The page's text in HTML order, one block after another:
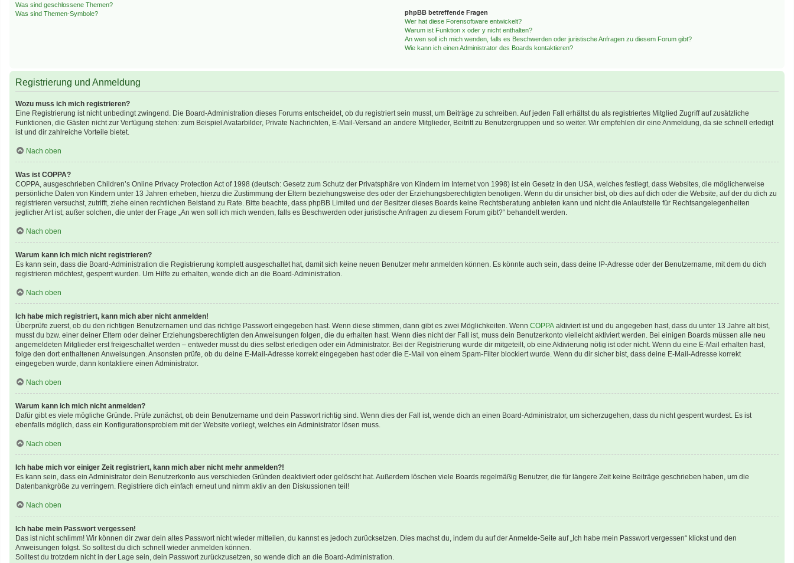
Was sind geschlossene Themen?
Was sind Themen-Symbole?
phpBB betreffende Fragen
Wer hat diese Forensoftware entwickelt?
Warum ist Funktion x oder y nicht enthalten?
An wen soll ich mich wenden, falls es Beschwerden oder juristische Anfragen zu diesem Forum gibt?
Wie kann ich einen Administrator des Boards kontaktieren?
Registrierung und Anmeldung
Wozu muss ich mich registrieren?
Eine Registrierung ist nicht unbedingt zwingend. Die Board-Administration dieses Forums entscheidet, ob du registriert sein musst, um Beiträge zu schreiben. Auf jeden Fall erhältst du als registriertes Mitglied Zugriff auf zusätzliche
Funktionen, die Gästen nicht zur Verfügung stehen: zum Beispiel Avatarbilder, Private Nachrichten, E-Mail-Versand an andere Mitglieder, Beitritt zu Benutzergruppen und so weiter. Wir empfehlen dir eine Anmeldung, da sie schnell erledigt
ist und dir zahlreiche Vorteile bietet.
Nach oben
Was ist COPPA?
COPPA, ausgeschrieben Children’s Online Privacy Protection Act of 1998 (deutsch: Gesetz zum Schutz der Privatsphäre von Kindern im Internet von 1998) ist ein Gesetz in den USA, welches festlegt, dass Websites, die möglicherweise
persönliche Daten von Kindern unter 13 Jahren erheben, hierzu die Zustimmung der Eltern beziehungsweise des oder der Erziehungsberechtigten benötigen. Wenn du dir unsicher bist, ob dies auf dich oder die Website, auf der du dich zu
registrieren versuchst, zutrifft, ziehe einen rechtlichen Beistand zu Rate. Bitte beachte, dass phpBB Limited und der Besitzer dieses Boards keine Rechtsberatung anbieten kann und nicht die Anlaufstelle für Rechtsangelegenheiten
jeglicher Art ist; außer solchen, die unter der Frage „An wen soll ich mich wenden, falls es Beschwerden oder juristische Anfragen zu diesem Forum gibt?“ behandelt werden.
Nach oben
Warum kann ich mich nicht registrieren?
Es kann sein, dass die Board-Administration die Registrierung komplett ausgeschaltet hat, damit sich keine neuen Benutzer mehr anmelden können. Es könnte auch sein, dass deine IP-Adresse oder der Benutzername, mit dem du dich
registrieren möchtest, gesperrt wurden. Um Hilfe zu erhalten, wende dich an die Board-Administration.
Nach oben
Ich habe mich registriert, kann mich aber nicht anmelden!
Überprüfe zuerst, ob du den richtigen Benutzernamen und das richtige Passwort eingegeben hast. Wenn diese stimmen, dann gibt es zwei Möglichkeiten. Wenn COPPA aktiviert ist und du angegeben hast, dass du unter 13 Jahre alt bist,
musst du bzw. einer deiner Eltern oder deiner Erziehungsberechtigten den Anweisungen folgen, die du erhalten hast. Wenn dies nicht der Fall ist, muss dein Benutzerkonto vielleicht aktiviert werden. Bei einigen Boards müssen alle neu
angemeldeten Mitglieder erst freigeschaltet werden – entweder musst du dies selbst erledigen oder ein Administrator. Bei der Registrierung wurde dir mitgeteilt, ob eine Aktivierung nötig ist oder nicht. Wenn du eine E-Mail erhalten hast,
folge den dort enthaltenen Anweisungen. Ansonsten prüfe, ob du deine E-Mail-Adresse korrekt eingegeben hast oder die E-Mail von einem Spam-Filter blockiert wurde. Wenn du dir sicher bist, dass deine E-Mail-Adresse korrekt
eingegeben wurde, dann kontaktiere einen Administrator.
Nach oben
Warum kann ich mich nicht anmelden?
Dafür gibt es viele mögliche Gründe. Prüfe zunächst, ob dein Benutzername und dein Passwort richtig sind. Wenn dies der Fall ist, wende dich an einen Board-Administrator, um sicherzugehen, dass du nicht gesperrt wurdest. Es ist
ebenfalls möglich, dass ein Konfigurationsproblem mit der Website vorliegt, welches ein Administrator lösen muss.
Nach oben
Ich habe mich vor einiger Zeit registriert, kann mich aber nicht mehr anmelden?!
Es kann sein, dass ein Administrator dein Benutzerkonto aus verschieden Gründen deaktiviert oder gelöscht hat. Außerdem löschen viele Boards regelmäßig Benutzer, die für längere Zeit keine Beiträge geschrieben haben, um die
Datenbankgröße zu verringern. Registriere dich einfach erneut und nimm aktiv an den Diskussionen teil!
Nach oben
Ich habe mein Passwort vergessen!
Das ist nicht schlimm! Wir können dir zwar dein altes Passwort nicht wieder mitteilen, du kannst es jedoch zurücksetzen. Dies machst du, indem du auf der Anmelde-Seite auf „Ich habe mein Passwort vergessen“ klickst und den
Anweisungen folgst. So solltest du dich schnell wieder anmelden können.
Solltest du trotzdem nicht in der Lage sein, dein Passwort zurückzusetzen, so wende dich an die Board-Administration.